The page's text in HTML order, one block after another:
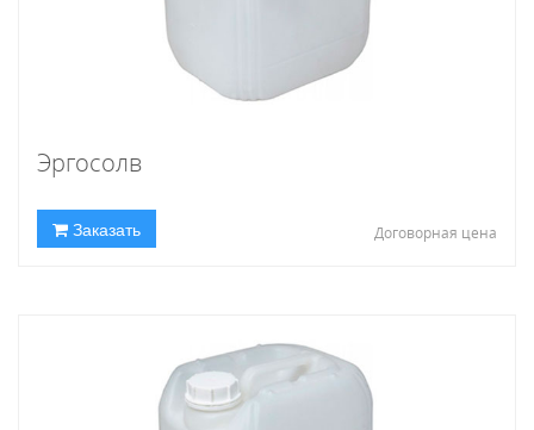
Эргосолв
Договорная цена
Заказать